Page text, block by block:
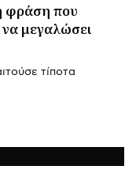
φράση που
μεγαλώσει
τίποτα